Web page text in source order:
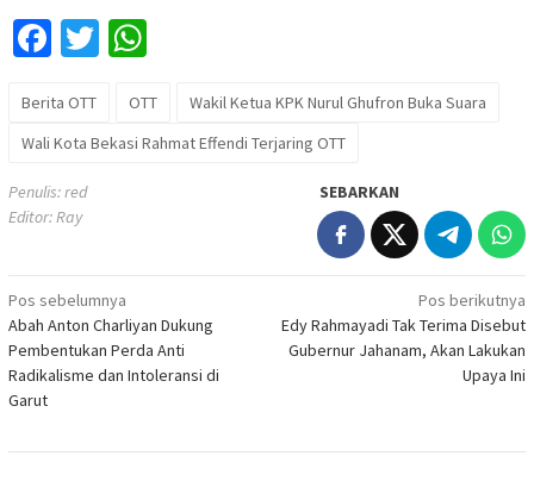
Facebook
Twitter
Berita OTT OTT
Wakil Ketua KPK Nurul Ghufron Buka Suara
Wali Kota Bekasi Rahmat Effendi Terjaring OTT
Penulis: red
Editor: Ray
SEBARKAN
Navigasi
pos
Pos sebelumnya
Abah Anton Charliyan Dukung
Pembentukan Perda Anti
Radikalisme dan Intoleransi di
Garut
Pos berikutnya
Edy Rahmayadi Tak Terima Disebut
Gubernur Jahanam, Akan Lakukan
Upaya Ini